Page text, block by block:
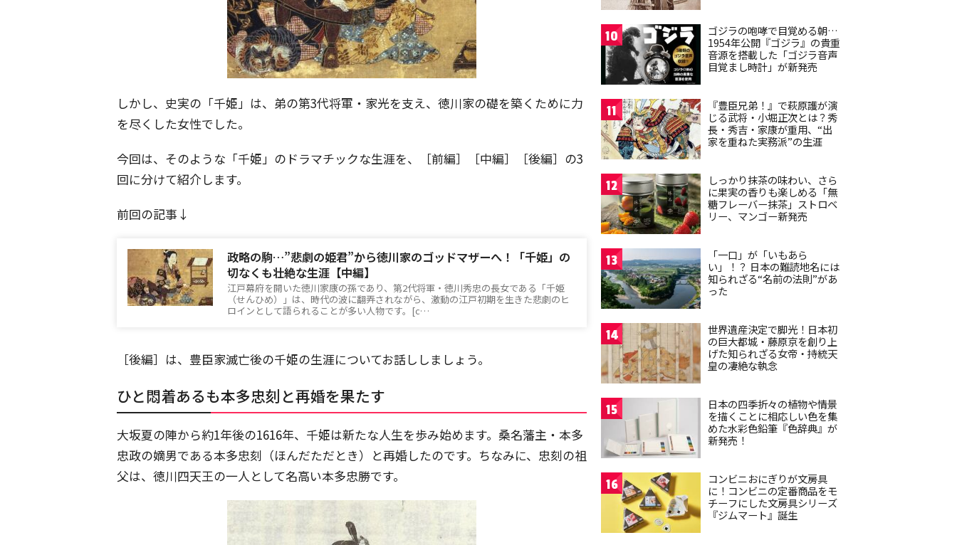
しかし、史実の「千姫」は、弟の第3代将軍・家光を支え、徳川家の礎を築くために力
を尽くした女性でした。
今回は、そのような「千姫」のドラマチックな生涯を、［前編］［中編］［後編］の3
回に分けて紹介します。
前回の記事↓
政略の駒…”悲劇の姫君”から徳川家のゴッドマザーへ！「千姫」の
切なくも壮絶な生涯【中編】
江戸幕府を開いた徳川家康の孫であり、第2代将軍・徳川秀忠の長女である「千姫
（せんひめ）」は、時代の波に翻弄されながら、激動の江戸初期を生きた悲劇のヒ
ロインとして語られることが多い人物です。[c…
［後編］は、豊臣家滅亡後の千姫の生涯についてお話ししましょう。
ひと悶着あるも本多忠刻と再婚を果たす
大坂夏の陣から約1年後の1616年、千姫は新たな人生を歩み始めます。桑名藩主・本多
忠政の嫡男である本多忠刻（ほんだただとき）と再婚したのです。ちなみに、忠刻の祖
父は、徳川四天王の一人として名高い本多忠勝です。
10
ゴジラの咆哮で目覚める朝…
1954年公開『ゴジラ』の貴重
音源を搭載した「ゴジラ音声
目覚まし時計」が新発売
11
『豊臣兄弟！』で萩原護が演
じる武将・小堀正次とは？秀
長・秀吉・家康が重用、“出
家を重ねた実務派”の生涯
12
しっかり抹茶の味わい、さら
に果実の香りも楽しめる「無
糖フレーバー抹茶」ストロベ
リー、マンゴー新発売
13
「一口」が「いもあら
い」！？ 日本の難読地名には
知られざる“名前の法則”があ
った
14
世界遺産決定で脚光！日本初
の巨大都城・藤原京を創り上
げた知られざる女帝・持統天
皇の凄絶な執念
15
日本の四季折々の植物や情景
を描くことに相応しい色を集
めた水彩色鉛筆『色辞典』が
新発売！
16
コンビニおにぎりが文房具
に！コンビニの定番商品をモ
チーフにした文房具シリーズ
『ジムマート』誕生